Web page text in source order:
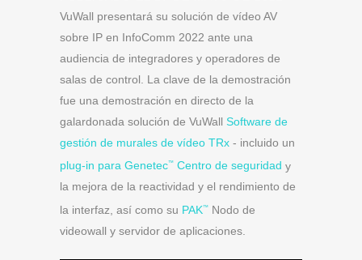
VuWall presentará su solución de vídeo AV
sobre IP en InfoComm 2022 ante una
audiencia de integradores y operadores de
salas de control. La clave de la demostración
fue una demostración en directo de la
galardonada solución de VuWall Software de
gestión de murales de vídeo TRx - incluido un
plug-in para Genetec™ Centro de seguridad y
la mejora de la reactividad y el rendimiento de
la interfaz, así como su PAK™
Nodo de
videowall y servidor de aplicaciones.